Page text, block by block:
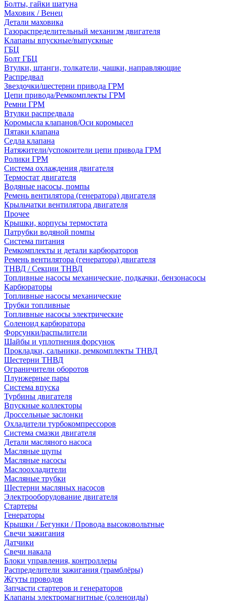
Болты, гайки шатуна
Маховик / Венец
Детали маховика
Газораспределительный механизм двигателя
Клапаны впускные/выпускные
ГБЦ
Болт ГБЦ
Втулки, штанги, толкатели, чашки, направляющие
Распредвал
Звездочки/шестерни привода ГРМ
Цепи привода/Ремкомплекты ГРМ
Ремни ГРМ
Втулки распредвала
Коромысла клапанов/Оси коромысел
Пятаки клапана
Седла клапана
Натяжители/успокоители цепи привода ГРМ
Ролики ГРМ
Система охлаждения двигателя
Термостат двигателя
Водяные насосы, помпы
Ремень вентилятора (генератора) двигателя
Крыльчатки вентилятора двигателя
Прочее
Крышки, корпусы термостата
Патрубки водяной помпы
Система питания
Ремкомплекты и детали карбюраторов
Ремень вентилятора (генератора) двигателя
ТНВД / Секции ТНВД
Топливные насосы механические, подкачки, бензонасосы
Карбюраторы
Топливные насосы механические
Трубки топливные
Топливные насосы электрические
Соленоид карбюратора
Форсунки/распылители
Шайбы и уплотнения форсунок
Прокладки, сальники, ремкомплекты ТНВД
Шестерни ТНВД
Ограничители оборотов
Плунжерные пары
Система впуска
Турбины двигателя
Впускные коллекторы
Дроссельные заслонки
Охладители турбокомпрессоров
Система смазки двигателя
Детали масляного насоса
Масляные щупы
Масляные насосы
Маслоохладители
Масляные трубки
Шестерни масляных насосов
Электрооборудование двигателя
Стартеры
Генераторы
Крышки / Бегунки / Провода высоковольтные
Свечи зажигания
Датчики
Свечи накала
Блоки управления, контроллеры
Распределители зажигания (трамблёры)
Жгуты проводов
Запчасти стартеров и генераторов
Клапаны электромагнитные (соленоиды)